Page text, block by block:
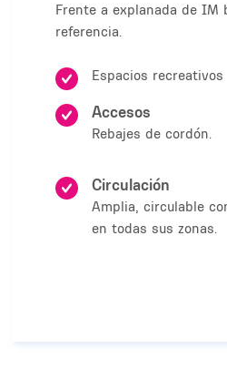
Frente a explanada de IM
referencia.
Espacios recreativos
Accesos
Rebajes de cordón.
Circulación
Amplia, circulable
en todas sus zonas.